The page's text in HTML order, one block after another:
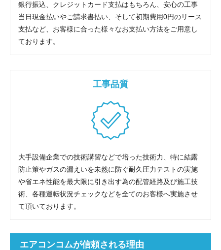
銀行振込、クレジットカード支払はもちろん、安心の工事
当日現金払いやご請求書払い、そして初期費用0円のリース
支払など、お客様に合った様々なお支払い方法をご用意し
ております。
工事品質
大手設備企業での技術講習などで培った技術力、特に結露
防止策やガスの漏えいを未然に防ぐ耐久圧力テストの実施
や省エネ性能を最大限に引き出す為の配管経路及び施工技
術、各種運転状況チェックなどを全てのお客様へ実施させ
て頂いております。
エアコンコムが信頼される理由